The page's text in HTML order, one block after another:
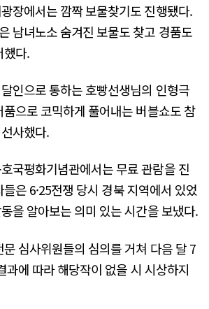
장에서는 깜짝 보물찾기도 진행됐다.
남녀노소 숨겨진 보물도 찾고 경품도
했다.
인으로 통하는 호빵선생님의 인형극
으로 코믹하게 풀어내는 버블쇼도 참
사했다.
국평화기념관에서는 무료 관람을 진
은 6·25전쟁 당시 경북 지역에서 있었
을 알아보는 의미 있는 시간을 보냈다.
심사위원들의 심의를 거쳐 다음 달 7
과에 따라 해당작이 없을 시 시상하지